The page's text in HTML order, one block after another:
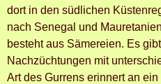
dort in den südlichen
nach Senegal und
besteht aus Sämereien. Es
Nachzüchtungen mit
Art des Gurrens erinnert an